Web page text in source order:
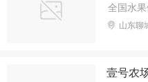
全国水
山东聊
壹号农